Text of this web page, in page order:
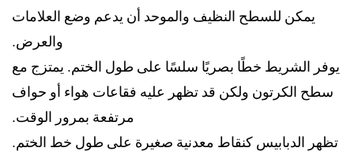
يمكن للسطح النظيف والموحد أن يدعم وضع العلامات
والعرض.
يوفر الشريط خطًا بصريًا سلسًا على طول الختم. يمتزج مع
سطح الكرتون ولكن قد تظهر عليه فقاعات هواء أو حواف
مرتفعة بمرور الوقت.
تظهر الدبابيس كنقاط معدنية صغيرة على طول خط الختم.